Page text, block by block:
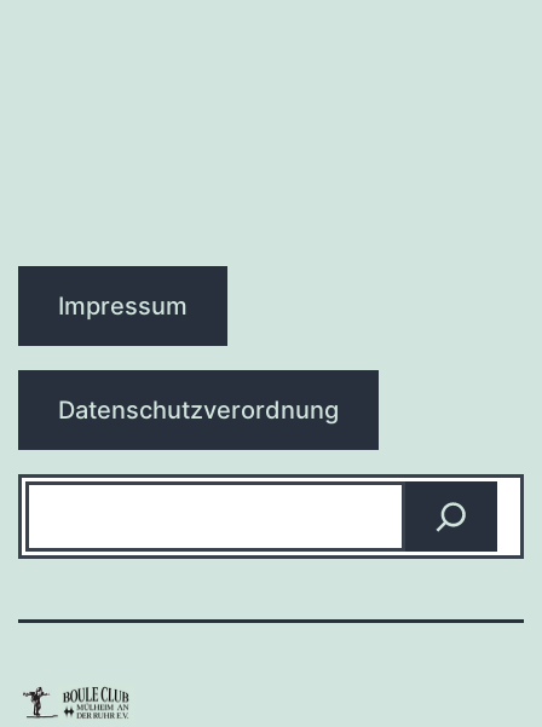
Impressum
Datenschutzverordnung
Suchen